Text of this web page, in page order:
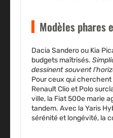
Modèles phares
Dacia Sandero ou Kia
budgets maîtrisés.
dessinent souvent
Pour ceux qui
Renault Clio et Polo
ville, la Fiat 500e marie
tandem. Avec la Yaris
sérénité et longévité, la